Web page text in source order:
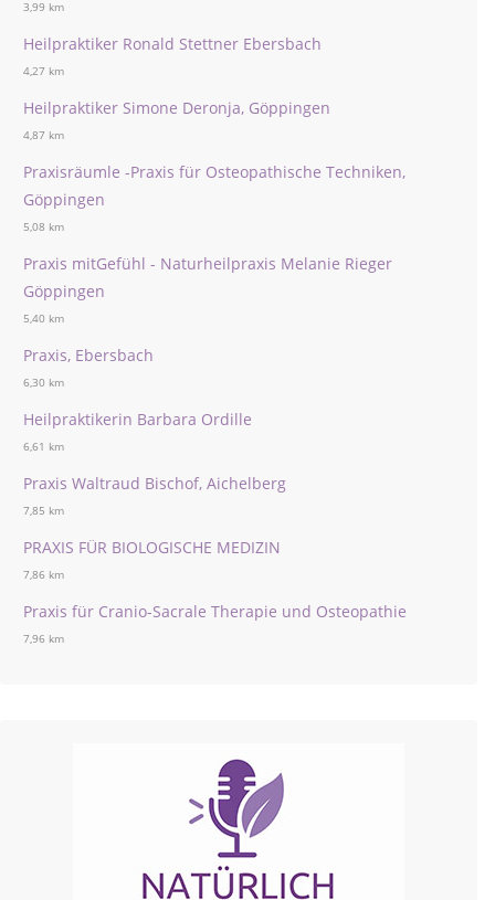
3,99 km
Heilpraktiker Ronald Stettner Ebersbach
4,27 km
Heilpraktiker Simone Deronja, Göppingen
4,87 km
Praxisräumle -Praxis für Osteopathische Techniken,
Göppingen
5,08 km
Praxis mitGefühl - Naturheilpraxis Melanie Rieger
Göppingen
5,40 km
Praxis, Ebersbach
6,30 km
Heilpraktikerin Barbara Ordille
6,61 km
Praxis Waltraud Bischof, Aichelberg
7,85 km
PRAXIS FÜR BIOLOGISCHE MEDIZIN
7,86 km
Praxis für Cranio-Sacrale Therapie und Osteopathie
7,96 km